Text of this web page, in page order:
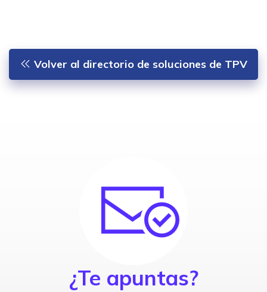
Volver al directorio de soluciones de TPV
¿Te apuntas?